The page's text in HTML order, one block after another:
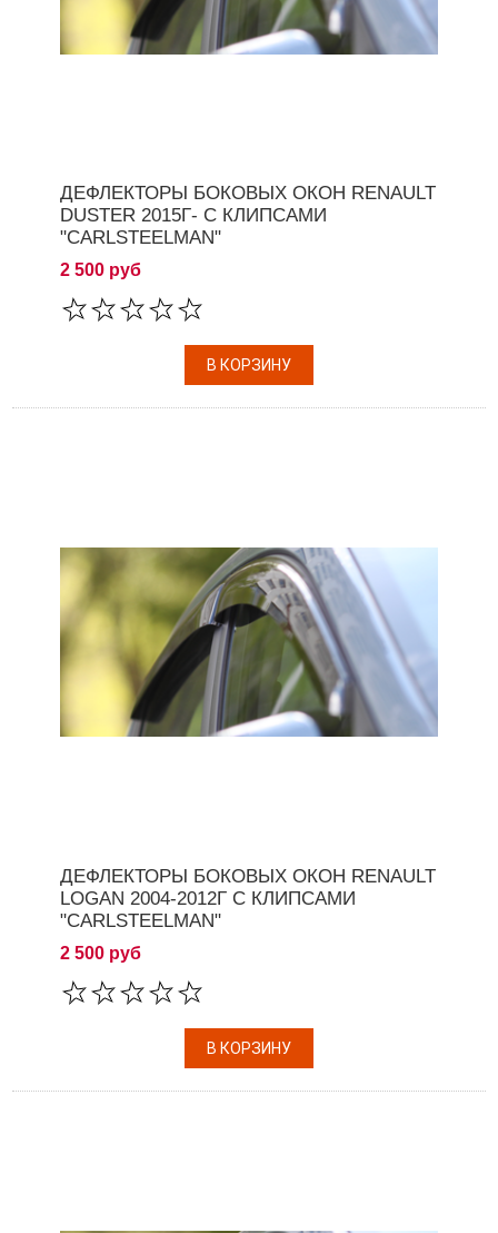
ДЕФЛЕКТОРЫ БОКОВЫХ ОКОН RENAULT
DUSTER 2015Г- С КЛИПСАМИ
"CARLSTEELMAN"
2 500 руб
ДЕФЛЕКТОРЫ БОКОВЫХ ОКОН RENAULT
LOGAN 2004-2012Г С КЛИПСАМИ
"CARLSTEELMAN"
2 500 руб